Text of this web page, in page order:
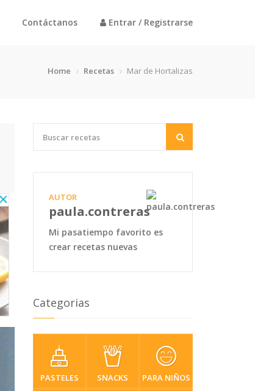
Contáctanos Entrar / Registrarse
Home Recetas Mar de Hortalizas
AUTOR
paula.contreras
Mi pasatiempo favorito es
crear recetas nuevas
Categorias
PASTELES SNACKS PARA NIÑOS